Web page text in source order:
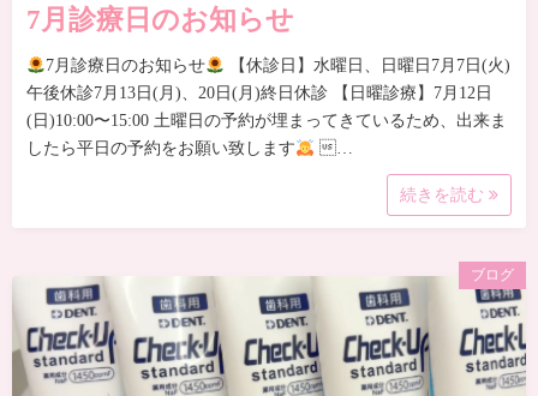
7月診療日のお知らせ
7月診療日のお知らせ
【休診日】水曜日、日曜日7月7日(火)
午後休診7月13日(月)、20日(月)終日休診 【日曜診療】7月12日
(日)10:00〜15:00 土曜日の予約が埋まってきているため、出来ま
したら平日の予約をお願い致します
…
続きを読む
ブログ